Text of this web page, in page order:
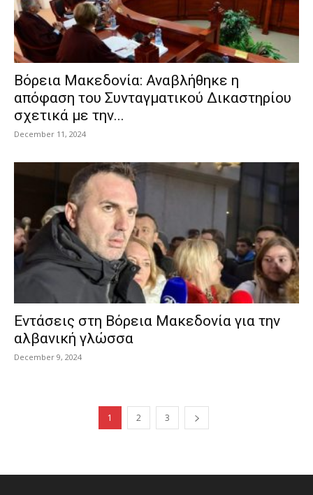
Βόρεια Μακεδονία: Αναβλήθηκε η
απόφαση του Συνταγματικού Δικαστηρίου
σχετικά με την...
December 11, 2024
Εντάσεις στη Βόρεια Μακεδονία για την
αλβανική γλώσσα
December 9, 2024
1 2 3